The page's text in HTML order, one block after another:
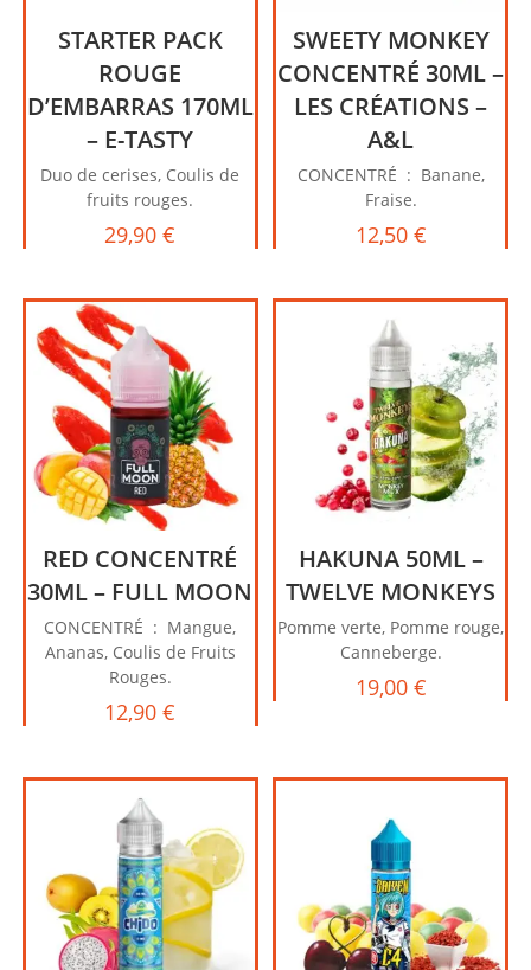
STARTER PACK
ROUGE
D’EMBARRAS 170ML
– E-TASTY
Duo de cerises, Coulis de
fruits rouges.
29,90€
SWEETY MONKEY
CONCENTRÉ 30ML –
LES CRÉATIONS –
A&L
CONCENTRÉ : Banane,
Fraise.
12,50 €
RED CONCENTRÉ
30ML – FULL MOON
CONCENTRÉ : Mangue,
Ananas, Coulis de Fruits
Rouges.
12,90€
HAKUNA 50ML –
TWELVE MONKEYS
Pomme verte, Pomme rouge,
Canneberge.
19,00 €